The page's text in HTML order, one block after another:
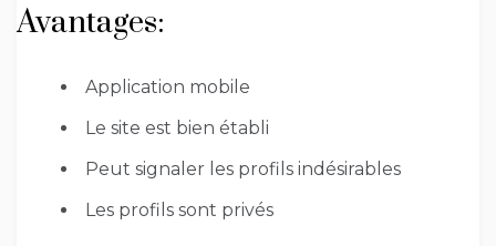
Avantages:
Application mobile
Le site est bien établi
Peut signaler les profils indésirables
Les profils sont privés